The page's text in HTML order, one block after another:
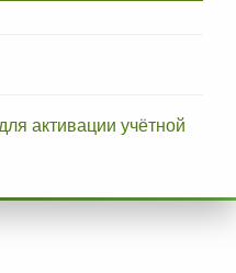
активации учётной